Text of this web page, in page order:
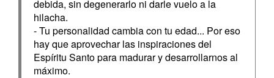
debida, sin degenerarlo ni darle vuelo a la
hilacha.
- Tu personalidad cambia con tu edad... Por eso
hay que aprovechar las inspiraciones del
Espíritu Santo para madurar y desarrollarnos al
máximo.